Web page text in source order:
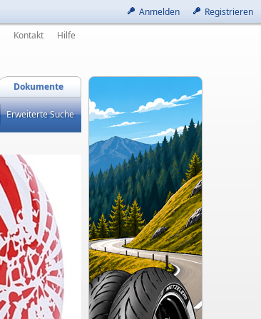
Anmelden Registrieren
Kontakt Hilfe
Dokumente
Erweiterte Suche